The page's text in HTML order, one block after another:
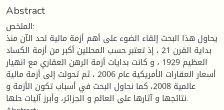
Abstract
الملخص:
يحاول هذا البحث إلقاء الضوء على أهم أزمة مالية لحد الآن منذ
بداية القرن 21 ، إذ تعتبر حسب المحللين أكبر من أزمة الكساد
العظيم 1929 ، و كانت بدايات أزمة الرهن العقاري مع انهيار
أسعار العقارات الأمريكية عام 2006 ، ثم تحولت إلى أزمة مالية
عالمية 2008، كما نحاول البحث في أسباب تكون الأزمة و
نتائجها و آثارها على العالم و الجزائر، وأبرز آليات حلها.